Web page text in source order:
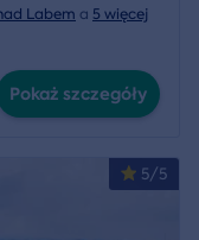
Labem a 5 więcej
Pokaż szczegóły
5/5